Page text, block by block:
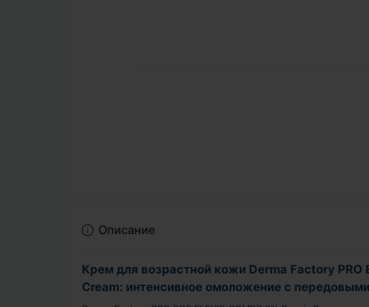
Описание
Крем для возрастной кожи Derma Factory PRO
Cream: интенсивное омоложение с